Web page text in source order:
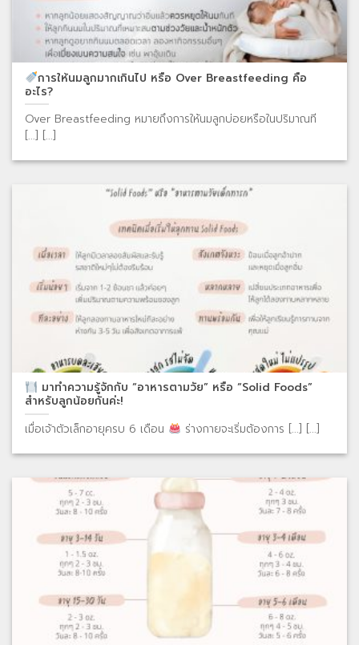
การให้นมลูกมากเกินไป หรือ Over Breastfeeding คือ
อะไร?
Over Breastfeeding หมายถึงการให้นมลูกบ่อยหรือในปริมาณที
[...] [...]
มาทำความรู้จักกับ “อาหารตามวัย” หรือ “Solid Foods”
สำหรับลูกน้อยกันค่ะ!
เมื่อเจ้าตัวเล็กอายุครบ 6 เดือน
ร่างกายจะเริ่มต้องการ [...] [...]